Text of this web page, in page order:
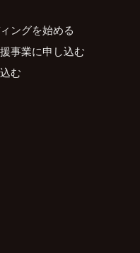
ングを始める
事業に申し込む
む